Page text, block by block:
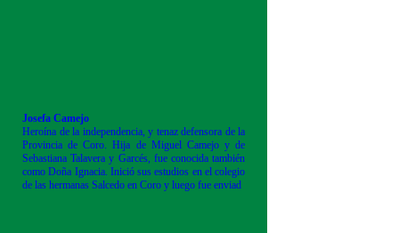
Josefa Camejo
Heroína de la independencia, y tenaz defensora de la
Provincia de Coro. Hija de Miguel Camejo y de
Sebastiana Talavera y Garcés, fue conocida también
como Doña Ignacia. Inició sus estudios en el colegio
de las hermanas Salcedo en Coro y luego fue enviad